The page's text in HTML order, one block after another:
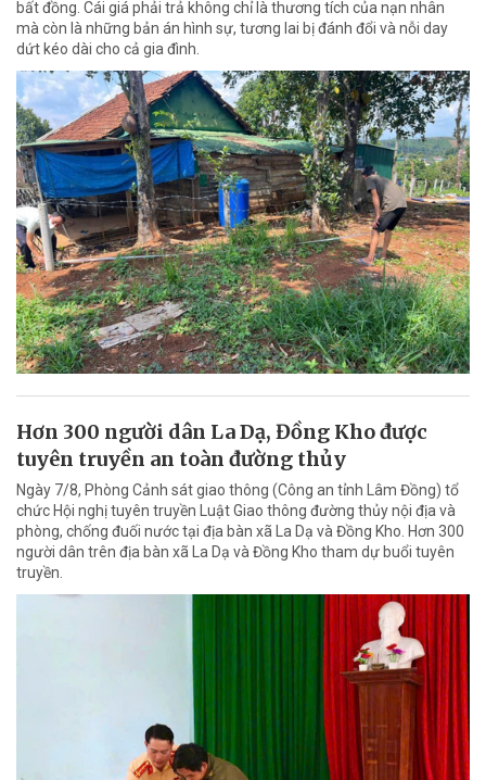
bất đồng. Cái giá phải trả không chỉ là thương tích của nạn nhân
mà còn là những bản án hình sự, tương lai bị đánh đổi và nỗi day
dứt kéo dài cho cả gia đình.
Hơn 300 người dân La Dạ, Đồng Kho được
tuyên truyền an toàn đường thủy
Ngày 7/8, Phòng Cảnh sát giao thông (Công an tỉnh Lâm Đồng) tổ
chức Hội nghị tuyên truyền Luật Giao thông đường thủy nội địa và
phòng, chống đuối nước tại địa bàn xã La Dạ và Đồng Kho. Hơn 300
người dân trên địa bàn xã La Dạ và Đồng Kho tham dự buổi tuyên
truyền.